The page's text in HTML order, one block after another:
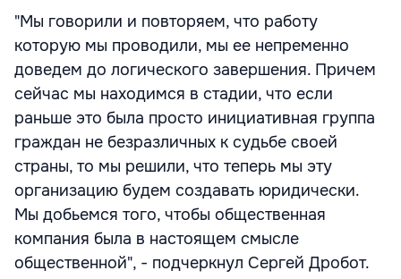
"Мы говорили и повторяем, что работу
которую мы проводили, мы ее непременно
доведем до логического завершения. Причем
сейчас мы находимся в стадии, что если
раньше это была просто инициативная группа
граждан не безразличных к судьбе своей
страны, то мы решили, что теперь мы эту
организацию будем создавать юридически.
Мы добьемся того, чтобы общественная
компания была в настоящем смысле
общественной", - подчеркнул Сергей Дробот.